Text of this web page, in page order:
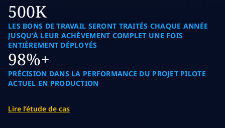
500K
LES BONS DE TRAVAIL SERONT TRAITÉS CHAQUE ANNÉE
JUSQU’À LEUR ACHÈVEMENT COMPLET UNE FOIS
ENTIÈREMENT DÉPLOYÉS
98%+
PRÉCISION DANS LA PERFORMANCE DU PROJET PILOTE
ACTUEL EN PRODUCTION
Lire l’étude de cas